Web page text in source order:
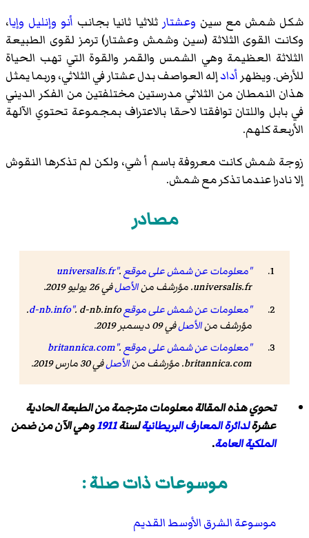
شكل شمش مع سين وعشتار ثلاثيا ثانيا بجانب أنو وإنليل وإيا،
وكانت القوى الثلاثة (سين وشمش وعشتار) ترمز لقوى الطبيعة
الثلاثة العظيمة وهي الشمس والقمر والقوة التي تهب الحياة
للأرض. ويظهرأدادإله العواصف بدل عشتار في الثلاثي، وربما يمثل
هذان النمطان من الثلاثي مدرستين مختلفتين من الفكر الديني
في بابل واللتان توافقتا لاحقا بالاعتراف بمجموعة تحتوي الآلهة
الأربعة كلهم.
زوجة شمش كانت معروفة باسم أ شي، ولكن لم تذكرها النقوش
إلا نادرا عندما تذكر مع شمش.
مصادر
"معلومات عن شمش على موقع universalis.fr".
universalis.fr. مؤرشف من
الأصلفي 26 يوليو 2019.
"معلومات عن شمش على موقع d-nb.info"
. d-nb.info.
مؤرشف منالأصلفي 09 ديسمبر 2019.
"معلومات عن شمش على موقع britannica.com".
britannica.com. مؤرشف من
الأصلفي 30 مارس 2019.
تحوي هذه المقالة معلومات مترجمة من الطبعة الحادية
عشرةلدائرة المعارف البريطانيةلسنة1911وهي الآن من ضمن
الملكية العامة.
موسوعات ذات صلة :
موسوعة الشرق الأوسط القديم